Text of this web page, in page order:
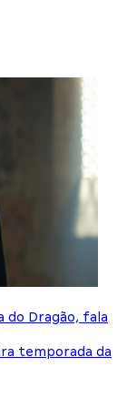
do Dragão, fala
temporada da